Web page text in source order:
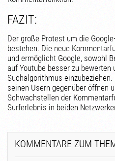
FAZIT:
Der große Protest um die
bestehen. Die neue
und ermöglicht Google, sowohl
auf Youtube besser zu bewerten
Suchalgorithmus
seinen Usern gegenüber öffnen
Schwachstellen der
Surferlebnis in beiden
KOMMENTARE ZUM